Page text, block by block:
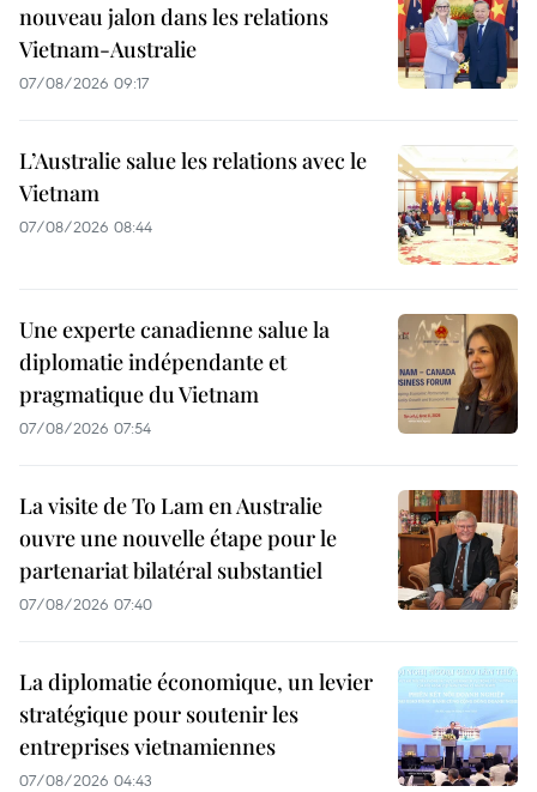
nouveau jalon dans les relations
Vietnam-Australie
07/08/2026 09:17
L’Australie salue les relations avec le
Vietnam
07/08/2026 08:44
Une experte canadienne salue la
diplomatie indépendante et
pragmatique du Vietnam
07/08/2026 07:54
La visite de To Lam en Australie
ouvre une nouvelle étape pour le
partenariat bilatéral substantiel
07/08/2026 07:40
La diplomatie économique, un levier
stratégique pour soutenir les
entreprises vietnamiennes
07/08/2026 04:43